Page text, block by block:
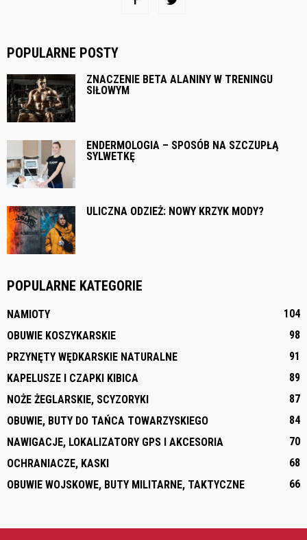
POPULARNE POSTY
ZNACZENIE BETA ALANINY W TRENINGU
SIŁOWYM
ENDERMOLOGIA – SPOSÓB NA SZCZUPŁĄ
SYLWETKĘ
ULICZNA ODZIEŻ: NOWY KRZYK MODY?
POPULARNE KATEGORIE
NAMIOTY
104
OBUWIE KOSZYKARSKIE
98
PRZYNĘTY WĘDKARSKIE NATURALNE
91
KAPELUSZE I CZAPKI KIBICA
89
NOŻE ŻEGLARSKIE, SCYZORYKI
87
OBUWIE, BUTY DO TAŃCA TOWARZYSKIEGO
84
NAWIGACJE, LOKALIZATORY GPS I AKCESORIA
70
OCHRANIACZE, KASKI
68
OBUWIE WOJSKOWE, BUTY MILITARNE, TAKTYCZNE
66